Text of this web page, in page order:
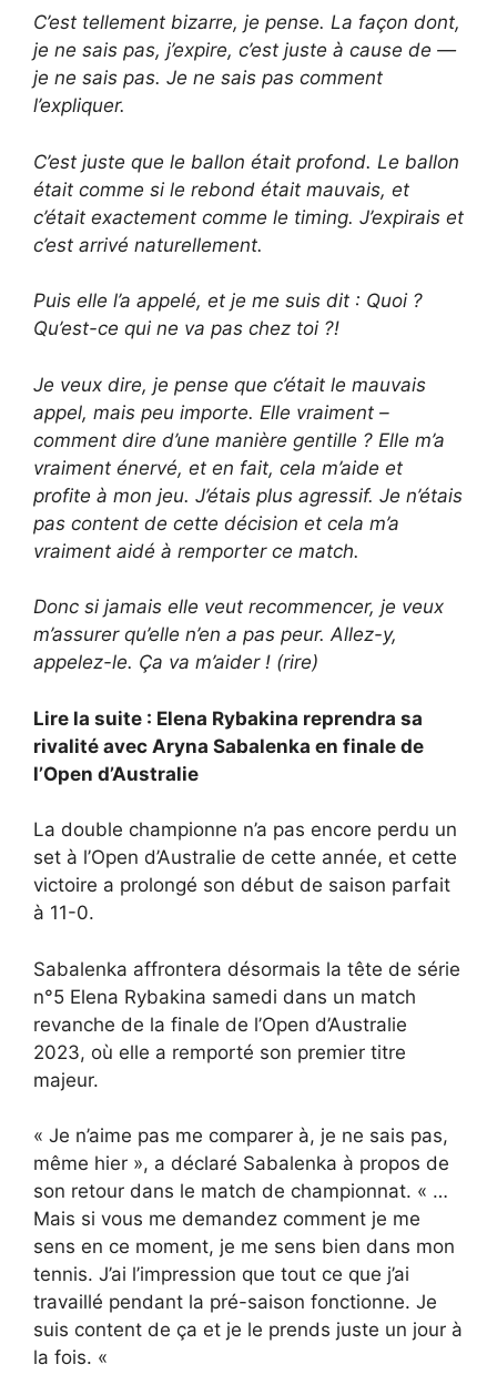
C’est tellement bizarre, je pense. La façon dont,
je ne sais pas, j’expire, c’est juste à cause de —
je ne sais pas. Je ne sais pas comment
l’expliquer.
C’est juste que le ballon était profond. Le ballon
était comme si le rebond était mauvais, et
c’était exactement comme le timing. J’expirais et
c’est arrivé naturellement.
Puis elle l’a appelé, et je me suis dit : Quoi ?
Qu’est-ce qui ne va pas chez toi ?!
Je veux dire, je pense que c’était le mauvais
appel, mais peu importe. Elle vraiment – ​​
comment dire d’une manière gentille ? Elle m’a
vraiment énervé, et en fait, cela m’aide et
profite à mon jeu. J’étais plus agressif. Je n’étais
pas content de cette décision et cela m’a
vraiment aidé à remporter ce match.
Donc si jamais elle veut recommencer, je veux
m’assurer qu’elle n’en a pas peur. Allez-y,
appelez-le. Ça va m’aider ! (rire)
Lire la suite : Elena Rybakina reprendra sa
rivalité avec Aryna Sabalenka en finale de
l’Open d’Australie
La double championne n’a pas encore perdu un
set à l’Open d’Australie de cette année, et cette
victoire a prolongé son début de saison parfait
à 11-0.
Sabalenka affrontera désormais la tête de série
n°5 Elena Rybakina samedi dans un match
revanche de la finale de l’Open d’Australie
2023, où elle a remporté son premier titre
majeur.
« Je n’aime pas me comparer à, je ne sais pas,
même hier », a déclaré Sabalenka à propos de
son retour dans le match de championnat. « …
Mais si vous me demandez comment je me
sens en ce moment, je me sens bien dans mon
tennis. J’ai l’impression que tout ce que j’ai
travaillé pendant la pré-saison fonctionne. Je
suis content de ça et je le prends juste un jour à
la fois. «